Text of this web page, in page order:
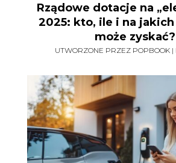
Rządowe dotacje na
2025: kto, ile i na jakich
może zyskać?
UTWORZONE PRZEZ POPBOOK |